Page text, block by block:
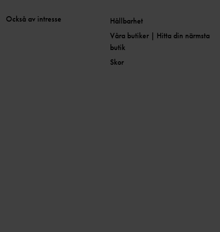
Också av intresse
Hållbarhet
Våra butiker | Hitta din närmsta
butik
Skor